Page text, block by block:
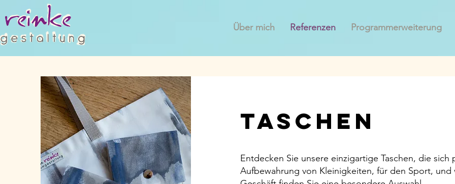
Über mich Referenzen Programmerweiterung
Taschen
Entdecken Sie unsere einzigartige Taschen, die sich
Aufbewahrung von Kleinigkeiten, für den Sport, und